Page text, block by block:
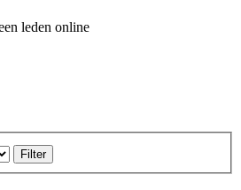
leden online
Filter